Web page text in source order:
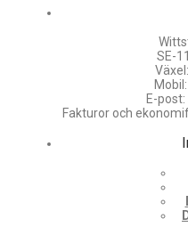
SE-
Växel:
Mobil:
E-post:
Fakturor och